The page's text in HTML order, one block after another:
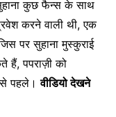
कुछ फैन्स के साथ
करने वाली थी, एक
पर सुहाना मुस्कुराई
हैं, पपराज़ी को
से पहले।वीडियो देखने